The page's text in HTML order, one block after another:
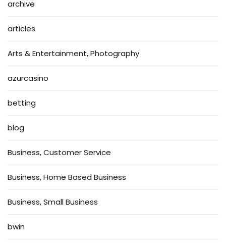
archive
articles
Arts & Entertainment, Photography
azurcasino
betting
blog
Business, Customer Service
Business, Home Based Business
Business, Small Business
bwin